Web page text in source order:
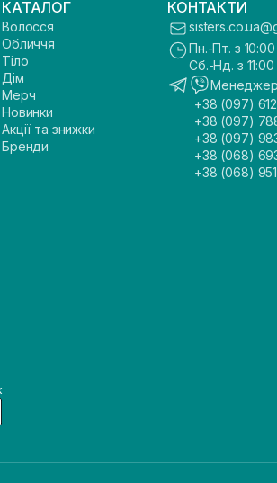
КАТАЛОГ
Волосся
Обличчя
Тіло
Дім
Мерч
Новинки
Акції та знижки
Бренди
КОНТАКТИ
Пн.-Пт. з
Сб.-Нд. з
Менеджер
+38 (097)
+38 (097)
+38 (097)
+38 (068)
+38 (068)